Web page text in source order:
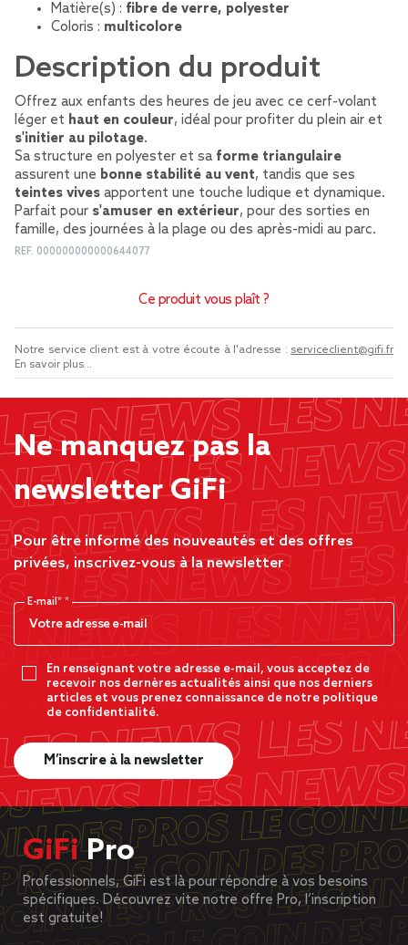
Matière(s) : fibre de verre, polyester
Coloris : multicolore
Description du produit
Offrez aux enfants des heures de jeu avec ce cerf-volant
léger et haut en couleur, idéal pour profiter du plein air et
s'initier au pilotage.
Sa structure en polyester et sa forme triangulaire
assurent une bonne stabilité au vent, tandis que ses
teintes vives apportent une touche ludique et dynamique.
Parfait pour s'amuser en extérieur, pour des sorties en
famille, des journées à la plage ou des après-midi au parc.
REF. 000000000000644077
Ce produit vous plaît ?
Notre service client est à votre écoute à l'adresse : serviceclient@gifi.fr
En savoir plus...
Ne manquez pas la
newsletter GiFi
Pour être informé des nouveautés et des offres
privées, inscrivez-vous à la newsletter
E-mail*
En renseignant votre adresse e-mail, vous acceptez de
recevoir nos dernères actualités ainsi que nos derniers
articles et vous prenez connaissance de notre politique
de confidentialité.
M’inscrire à la newsletter
GiFiPro
Professionnels, GiFi est là pour répondre à vos besoins
spécifiques. Découvrez vite notre offre Pro, l’inscription
est gratuite!